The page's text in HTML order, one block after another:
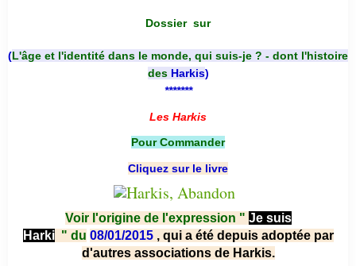
Dossier sur
(L'âge et l'identité dans le monde, qui suis-je ? - dont l'histoire
des Harkis)
*******
Les Harkis
Pour Commander
Cliquez sur le livre
Voir l'origine de l'expression " Je suis
Harki " du 08/01/2015 , qui a été depuis adoptée par
d'autres associations de Harkis.